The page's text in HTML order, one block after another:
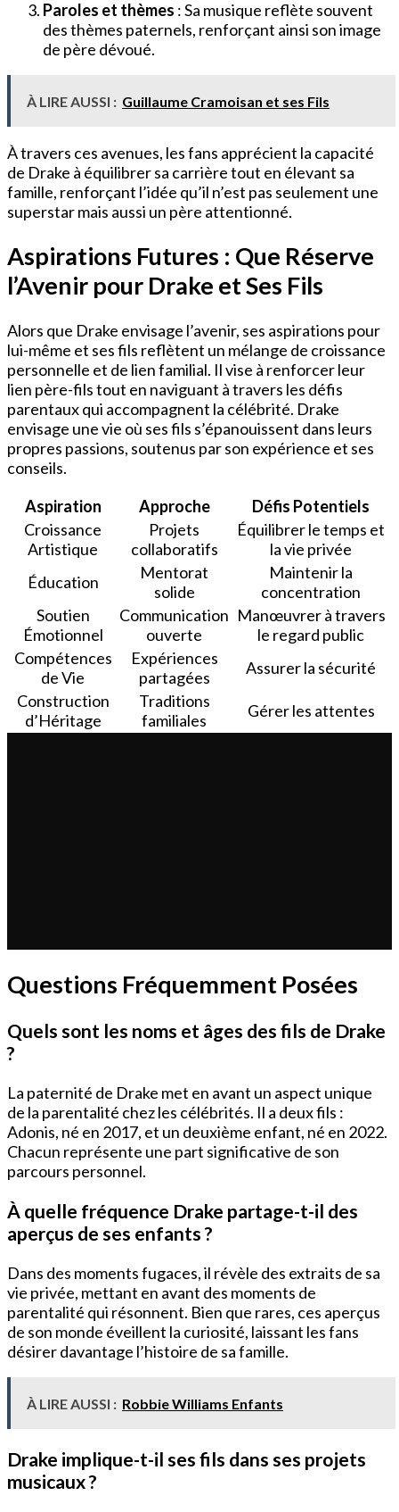
Paroles et thèmes : Sa musique reflète souvent
des thèmes paternels, renforçant ainsi son image
de père dévoué.
À LIRE AUSSI : Guillaume Cramoisan et ses Fils
À travers ces avenues, les fans apprécient la capacité
de Drake à équilibrer sa carrière tout en élevant sa
famille, renforçant l’idée qu’il n’est pas seulement une
superstar mais aussi un père attentionné.
Aspirations Futures : Que Réserve
l’Avenir pour Drake et Ses Fils
Alors que Drake envisage l’avenir, ses aspirations pour
lui-même et ses fils reflètent un mélange de croissance
personnelle et de lien familial. Il vise à renforcer leur
lien père-fils tout en naviguant à travers les défis
parentaux qui accompagnent la célébrité. Drake
envisage une vie où ses fils s’épanouissent dans leurs
propres passions, soutenus par son expérience et ses
conseils.
Aspiration
Approche
Défis Potentiels
Croissance
Artistique
Projets
collaboratifs
Équilibrer le temps et
la vie privée
Éducation
Mentorat
solide
Maintenir la
concentration
Soutien
Émotionnel
Communication
ouverte
Manœuvrer à travers
le regard public
Compétences
de Vie
Expériences
partagées
Assurer la sécurité
Construction
d’Héritage
Traditions
familiales
Gérer les attentes
Questions Fréquemment Posées
Quels sont les noms et âges des fils de Drake
?
La paternité de Drake met en avant un aspect unique
de la parentalité chez les célébrités. Il a deux fils :
Adonis, né en 2017, et un deuxième enfant, né en 2022.
Chacun représente une part significative de son
parcours personnel.
À quelle fréquence Drake partage-t-il des
aperçus de ses enfants ?
Dans des moments fugaces, il révèle des extraits de sa
vie privée, mettant en avant des moments de
parentalité qui résonnent. Bien que rares, ces aperçus
de son monde éveillent la curiosité, laissant les fans
désirer davantage l’histoire de sa famille.
À LIRE AUSSI : Robbie Williams Enfants
Drake implique-t-il ses fils dans ses projets
musicaux ?